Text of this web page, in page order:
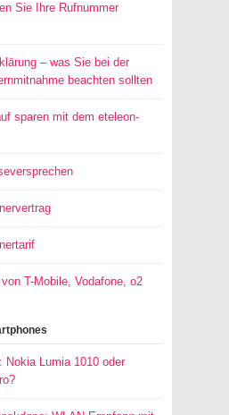
Sie Ihre Rufnummer
– was Sie bei der
beachten sollten
sparen mit dem eteleon-
T-Mobile, Vodafone, o2
Nokia Lumia 1010 oder